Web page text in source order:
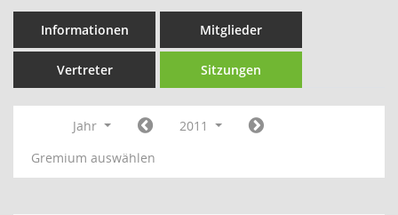
Informationen Mitglieder
Vertreter Sitzungen
Jahr
2011
Gremium auswählen